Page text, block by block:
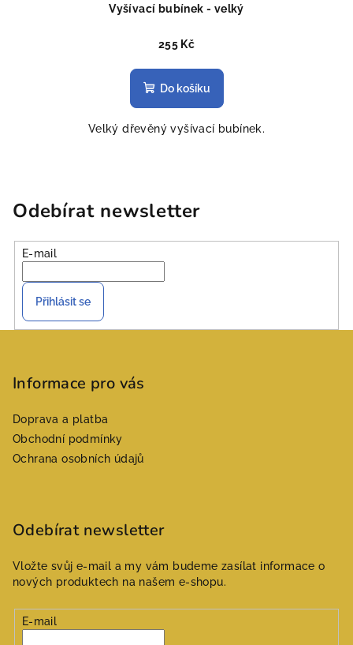
Vyšívací bubínek - velký
255 Kč
Do košíku
Velký dřevěný vyšívací bubínek.
Odebírat newsletter
E-mail
Přihlásit se
Informace pro vás
Doprava a platba
Obchodní podmínky
Ochrana osobních údajů
Odebírat newsletter
Vložte svůj e-mail a my vám budeme zasílat informace o
nových produktech na našem e-shopu.
E-mail